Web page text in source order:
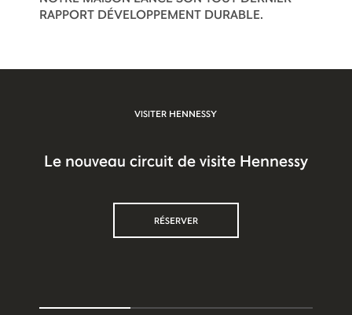
RAPPORT DÉVELOPPEMENT DURABLE.
VISITER HENNESSY
Le nouveau circuit de visite Hennessy
RÉSERVER